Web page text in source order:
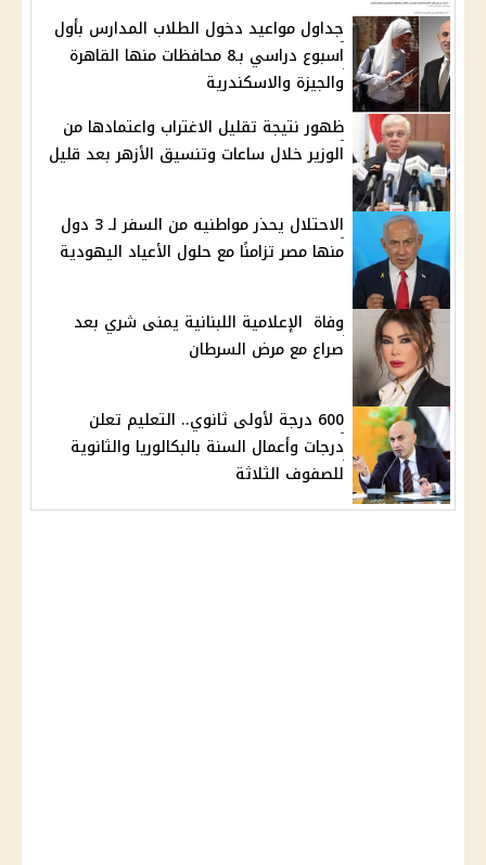
جداول مواعيد دخول الطلاب المدارس بأول
اسبوع دراسي بـ8 محافظات منها القاهرة
والجيزة والاسكندرية
ظهور نتيجة تقليل الاغتراب واعتمادها من
الوزير خلال ساعات وتنسيق الأزهر بعد قليل
الاحتلال يحذر مواطنيه من السفر لـ 3 دول
منها مصر تزامنًا مع حلول الأعياد اليهودية
وفاة الإعلامية اللبنانية يمنى شري بعد
صراع مع مرض السرطان
600 درجة لأولى ثانوي.. التعليم تعلن
درجات وأعمال السنة بالبكالوريا والثانوية
للصفوف الثلاثة